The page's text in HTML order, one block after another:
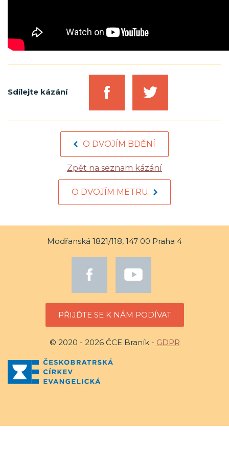
Sdílejte kázání
O DVOJÍM BDĚNÍ
Zpět na seznam kázání
O DVOJÍM METRU
Modřanská 1821/118, 147 00 Praha 4
PŘIJĎTE SE K NÁM PODÍVAT
© 2020 - 2026 ČCE Braník - GDPR